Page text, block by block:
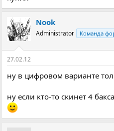
Nook
Administrator Команда
27.02.12
ну в цифровом варианте
ну если кто-то скинет 4